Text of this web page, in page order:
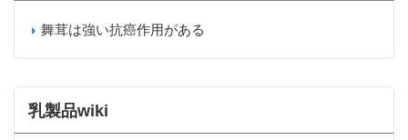
舞茸は強い抗癌作用がある
乳製品wiki